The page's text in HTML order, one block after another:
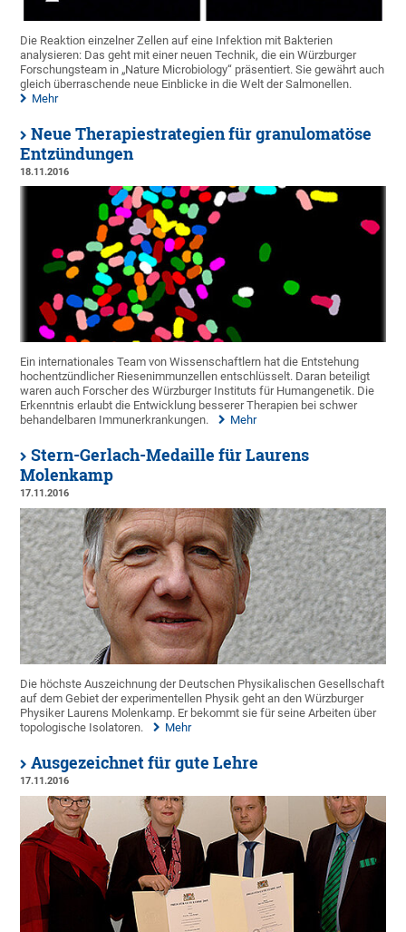
Die Reaktion einzelner Zellen auf eine Infektion mit Bakterien
analysieren: Das geht mit einer neuen Technik, die ein Würzburger
Forschungsteam in „Nature Microbiology“ präsentiert. Sie gewährt auch
gleich überraschende neue Einblicke in die Welt der Salmonellen.
Mehr
Neue Therapiestrategien für granulomatöse
Entzündungen
18.11.2016
Ein internationales Team von Wissenschaftlern hat die Entstehung
hochentzündlicher Riesenimmunzellen entschlüsselt. Daran beteiligt
waren auch Forscher des Würzburger Instituts für Humangenetik. Die
Erkenntnis erlaubt die Entwicklung besserer Therapien bei schwer
behandelbaren Immunerkrankungen.
Mehr
Stern-Gerlach-Medaille für Laurens
Molenkamp
17.11.2016
Die höchste Auszeichnung der Deutschen Physikalischen Gesellschaft
auf dem Gebiet der experimentellen Physik geht an den Würzburger
Physiker Laurens Molenkamp. Er bekommt sie für seine Arbeiten über
topologische Isolatoren.
Mehr
Ausgezeichnet für gute Lehre
17.11.2016